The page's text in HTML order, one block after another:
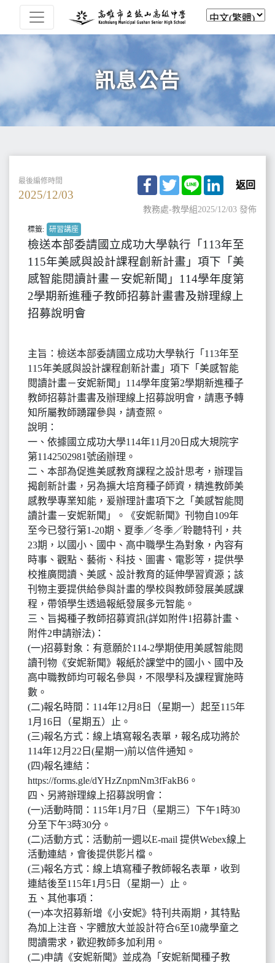
訊息公告
最後編修時間
2025/12/03
Facebook
TwitterLine LinkedIn
返回
教務處-教學組2025/12/03 發佈
標籤: 研習講座
檢送本部委請國立成功大學執行「113年至
115年美感與設計課程創新計畫」項下「美
感智能閱讀計畫－安妮新聞」114學年度第
2學期新進種子教師招募計畫書及辦理線上
招募說明會
主旨：檢送本部委請國立成功大學執行「113年至
115年美感與設計課程創新計畫」項下「美感智能
閱讀計畫－安妮新聞」114學年度第2學期新進種子
教師招募計畫書及辦理線上招募說明會，請惠予轉
知所屬教師踴躍參與，請查照。
說明：
一、依據國立成功大學114年11月20日成大規院字
第1142502981號函辦理。
二、本部為促進美感教育課程之設計思考，辦理旨
揭創新計畫，另為擴大培育種子師資，精進教師美
感教學專業知能，爰辦理計畫項下之「美感智能閱
讀計畫－安妮新聞」。《安妮新聞》刊物自109年
至今已發行第1-20期、夏季／冬季／聆聽特刊，共
23期，以國小、國中、高中職學生為對象，內容有
時事、觀點、藝術、科技、圖書、電影等，提供學
校推廣閱讀、美感、設計教育的延伸學習資源；該
刊物主要提供給參與計畫的學校與教師發展美感課
程，帶領學生透過報紙發展多元智能。
三、旨揭種子教師招募資訊(詳如附件1招募計畫、
附件2申請辦法)：
(一)招募對象：有意願於114-2學期使用美感智能閱
讀刊物《安妮新聞》報紙於課堂中的國小、國中及
高中職教師均可報名參與，不限學科及課程實施時
數。
(二)報名時間：114年12月8日（星期一）起至115年
1月16日（星期五）止。
(三)報名方式：線上填寫報名表單，報名成功將於
114年12月22日(星期一)前以信件通知。
(四)報名連結：
https://forms.gle/dYHzZnpmNm3fFakB6。
四、另將辦理線上招募說明會：
(一)活動時間：115年1月7日（星期三）下午1時30
分至下午3時30分。
(二)活動方式：活動前一週以E-mail 提供Webex線上
活動連結，會後提供影片檔。
(三)報名方式：線上填寫種子教師報名表單，收到
連結後至115年1月5日（星期一）止。
五、其他事項：
(一)本次招募新增《小安妮》特刊共兩期，其特點
為加上注音、字體放大並設計符合6至10歲學童之
閱讀需求，歡迎教師多加利用。
(二)申請《安妮新聞》並成為「安妮新聞種子教